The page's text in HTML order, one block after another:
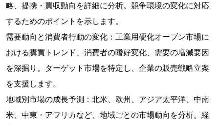
略、提携・買収動向を詳細に分析。競争環境の変化に対応
するためのポイントを示します。
需要動向と消費者行動の変化：工業用硬化オーブン市場に
おける購買トレンド、消費者の嗜好変化、需要の増減要因
を深掘り。ターゲット市場を特定し、企業の販売戦略立案
を支援します。
地域別市場の成長予測：北米、欧州、アジア太平洋、中南
米、中東・アフリカなど、地域ごとの市場動向を分析。経